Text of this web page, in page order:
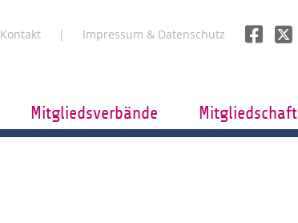
Kontakt Impressum & Datenschutz
Mitgliedsverbände Mitgliedschaft